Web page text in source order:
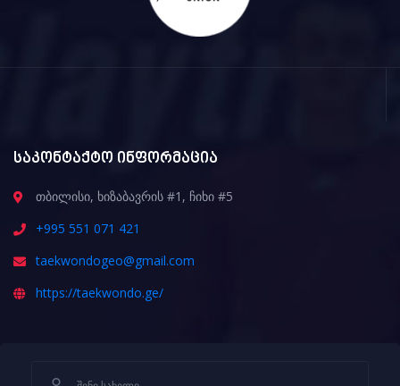
საკონტაქტო ინფორმაცია
თბილისი, ხიზაბავრის #1, ჩიხი #5
+995 551 071 421
taekwondogeo@gmail.com
https://taekwondo.ge/